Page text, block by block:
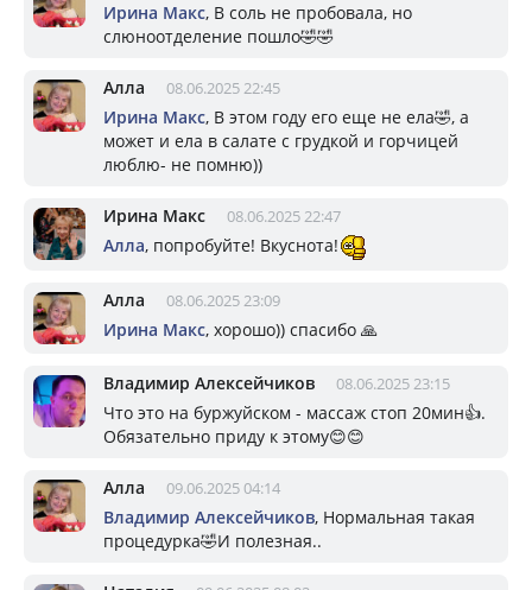
Ирина Макс, В соль не пробовала, но
слюноотделение пошло🤣🤣
Алла 08.06.2025 22:45
Ирина Макс, В этом году его еще не ела🤣, а
может и ела в салате с грудкой и горчицей
люблю- не помню))
Ирина Макс 08.06.2025 22:47
Алла, попробуйте! Вкуснота!
Алла 08.06.2025 23:09
Ирина Макс, хорошо)) спасибо 🙏
Владимир Алексейчиков 08.06.2025 23:15
Что это на буржуйском - массаж стоп 20мин👍.
Обязательно приду к этому😊😊
Алла 09.06.2025 04:14
Владимир Алексейчиков, Нормальная такая
процедурка🤣И полезная..